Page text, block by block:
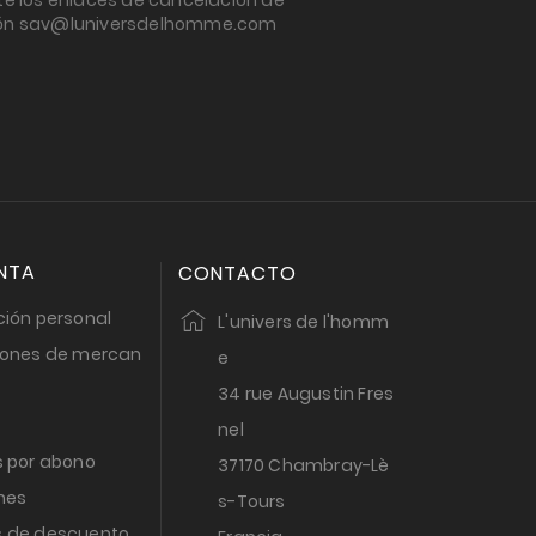
sav@luniversdelhomme.com
personal
de mercan
por abono
CONTACTO
L'univers de l'homm
e
34 rue Augustin Fres
nel
37170 Chambray-Lè
s-Tours